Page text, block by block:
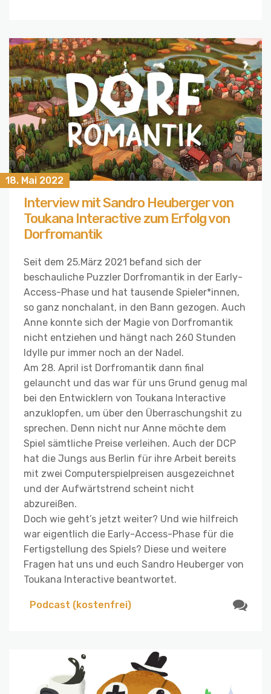
18. Mai 2022
Interview mit Sandro Heuberger von
Toukana Interactive zum Erfolg von
Dorfromantik
Seit dem 25.März 2021 befand sich der
beschauliche Puzzler Dorfromantik in der Early-
Access-Phase und hat tausende Spieler*innen,
so ganz nonchalant, in den Bann gezogen. Auch
Anne konnte sich der Magie von Dorfromantik
nicht entziehen und hängt nach 260 Stunden
Idylle pur immer noch an der Nadel.
Am 28. April ist Dorfromantik dann final
gelauncht und das war für uns Grund genug mal
bei den Entwicklern von Toukana Interactive
anzuklopfen, um über den Überraschungshit zu
sprechen. Denn nicht nur Anne möchte dem
Spiel sämtliche Preise verleihen. Auch der DCP
hat die Jungs aus Berlin für ihre Arbeit bereits
mit zwei Computerspielpreisen ausgezeichnet
und der Aufwärtstrend scheint nicht
abzureißen.
Doch wie geht’s jetzt weiter? Und wie hilfreich
war eigentlich die Early-Access-Phase für die
Fertigstellung des Spiels? Diese und weitere
Fragen hat uns und euch Sandro Heuberger von
Toukana Interactive beantwortet.
Podcast (kostenfrei)